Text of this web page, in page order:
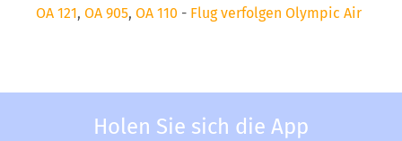
OA 121, OA 905, OA 110 - Flug verfolgen Olympic Air
Holen Sie sich die App